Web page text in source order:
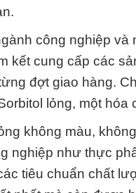
công nghiệp
kết cung cấp các
đợt giao hàng.
lỏng, một
không màu,
nghiệp như thực
tiêu chuẩn chất